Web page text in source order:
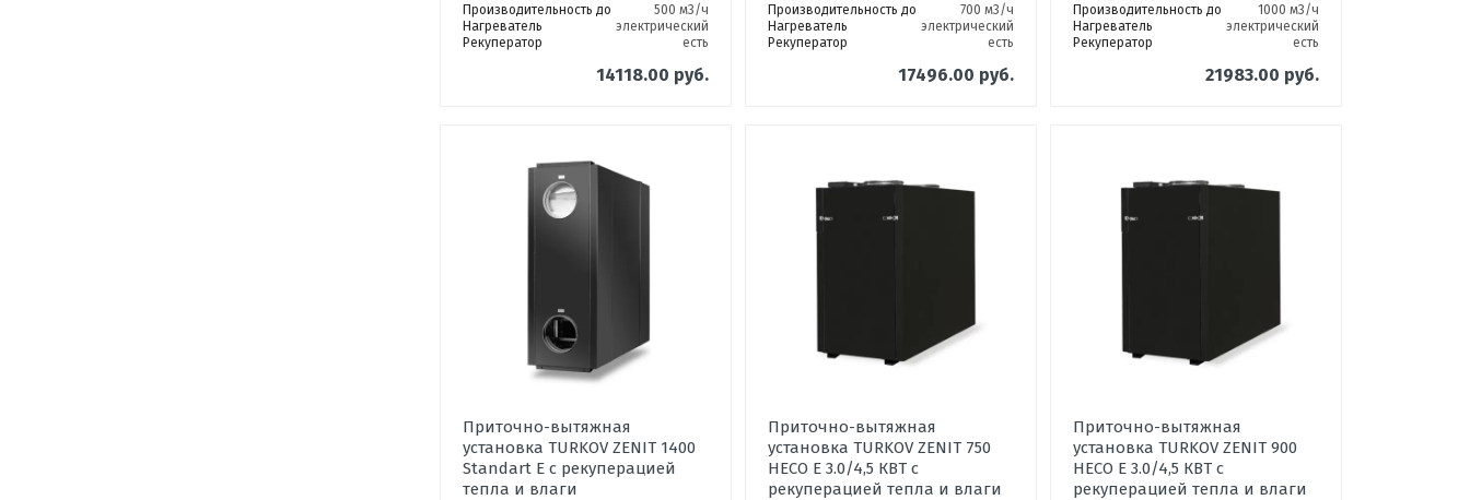
Производительность до
500 м3/ч
Нагреватель
электрический
Рекуператор
есть
14118.00 руб.
Производительность до
700 м3/ч
Нагреватель
электрический
Рекуператор
есть
17496.00 руб.
Производительность до
1000 м3/ч
Нагреватель
электрический
Рекуператор
есть
21983.00 руб.
Приточно-вытяжная
установка TURKOV ZENIT 1400
Standart E с рекуперацией
тепла и влаги
Приточно-вытяжная
установка TURKOV ZENIT 750
HECO E 3.0/4,5 КВТ с
рекуперацией тепла и влаги
Приточно-вытяжная
установка TURKOV ZENIT 900
HECO E 3.0/4,5 КВТ с
рекуперацией тепла и влаги